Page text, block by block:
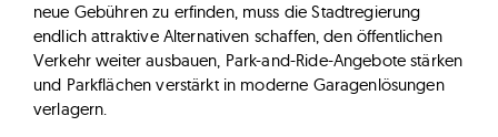
neue Gebühren zu erfinden, muss die Stadtregierung
endlich attraktive Alternativen schaffen, den öffentlichen
Verkehr weiter ausbauen, Park-and-Ride-Angebote stärken
und Parkflächen verstärkt in moderne Garagenlösungen
verlagern.